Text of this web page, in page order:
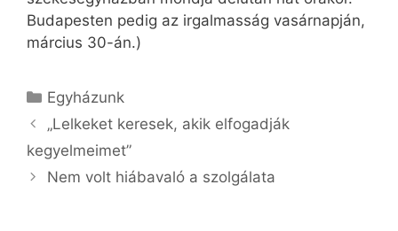
Budapesten pedig az irgalmasság vasárnapján,
március 30-án.)
Kategória
Egyházunk
„Lelkeket keresek, akik elfogadják
kegyelmeimet”
Nem volt hiábavaló a szolgálata